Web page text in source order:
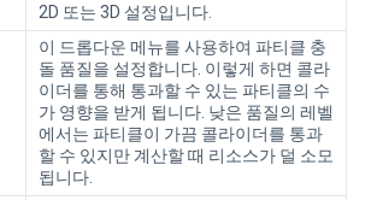
2D 또는 3D 설정입니다.
이 드롭다운 메뉴를 사용하여 파티클 충
돌 품질을 설정합니다. 이렇게 하면 콜라
이더를 통해 통과할 수 있는 파티클의 수
가 영향을 받게 됩니다. 낮은 품질의 레벨
에서는 파티클이 가끔 콜라이더를 통과
할 수 있지만 계산할 때 리소스가 덜 소모
됩니다.